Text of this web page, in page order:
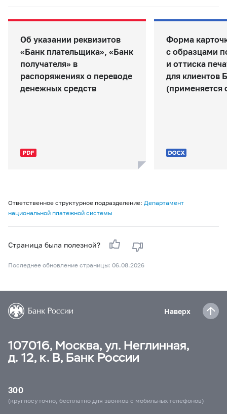
Об указании реквизитов
«Банк плательщика», «Банк
получателя» в
распоряжениях о переводе
денежных средств
Форма
с образцами
и оттиска
для клиентов
(применяется
Ответственное структурное подразделение: Департамент
национальной платежной системы
Страница была полезной?
Последнее обновление страницы: 06.08.2026
Наверх
107016, Москва, ул. Неглинная,
д. 12, к. В, Банк России
300
(круглосуточно, бесплатно для звонков с мобильных телефонов)